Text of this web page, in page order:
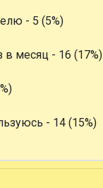
- 5 (5%)
в месяц - 16 (17%)
- 14 (15%)